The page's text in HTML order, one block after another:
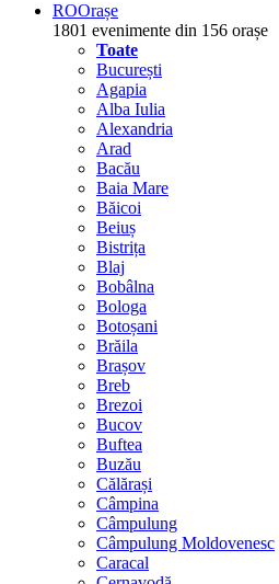
ROOrașe
1801 evenimente din 156 orașe
Toate
București
Agapia
Alba Iulia
Alexandria
Arad
Bacău
Baia Mare
Băicoi
Beiuș
Bistrița
Blaj
Bobâlna
Bologa
Botoșani
Brăila
Brașov
Breb
Brezoi
Bucov
Buftea
Buzău
Călărași
Câmpina
Câmpulung
Câmpulung Moldovenesc
Caracal